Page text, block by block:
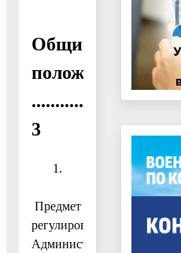
Общие
положения
3
1.
Предмет
регулирования
Административного